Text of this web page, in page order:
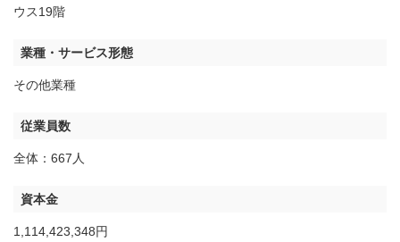
ウス19階
業種・サービス形態
その他業種
従業員数
全体：667人
資本金
1,114,423,348円